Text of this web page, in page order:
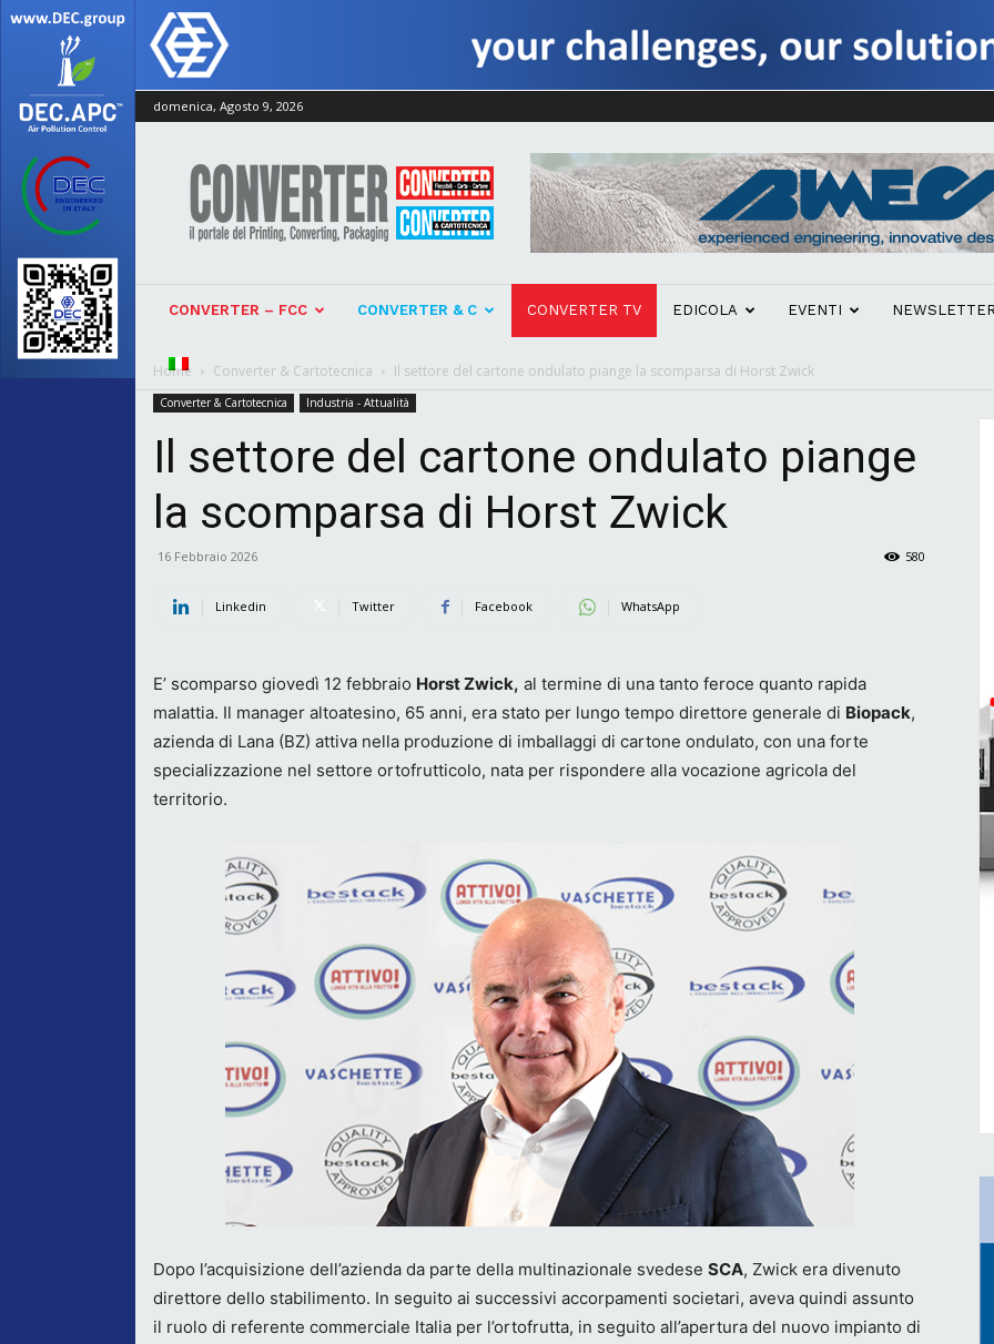
domenica, Agosto 9, 2026
Converter
CONVERTER – FCC CONVERTER & C CONVERTER TV EDICOLA EVENTI
Home Converter & Cartotecnica Il settore del cartone ondulato piange la scomparsa di Horst Zwick
Converter & Cartotecnica Industria - Attualità
Il settore del cartone ondulato piange
la scomparsa di Horst Zwick
16 Febbraio 2026 580
Linkedin Twitter Facebook WhatsApp
E’ scomparso giovedì 12 febbraio Horst Zwick, al termine di una tanto feroce quanto rapida
malattia. Il manager altoatesino, 65 anni, era stato per lungo tempo direttore generale di Biopack,
azienda di Lana (BZ) attiva nella produzione di imballaggi di cartone ondulato, con una forte
specializzazione nel settore ortofrutticolo, nata per rispondere alla vocazione agricola del
territorio.
Dopo l’acquisizione dell’azienda da parte della multinazionale svedese SCA, Zwick era divenuto
direttore dello stabilimento. In seguito ai successivi accorpamenti societari, aveva quindi assunto
il ruolo di referente commerciale Italia per l’ortofrutta, in seguito all’apertura del nuovo impianto di